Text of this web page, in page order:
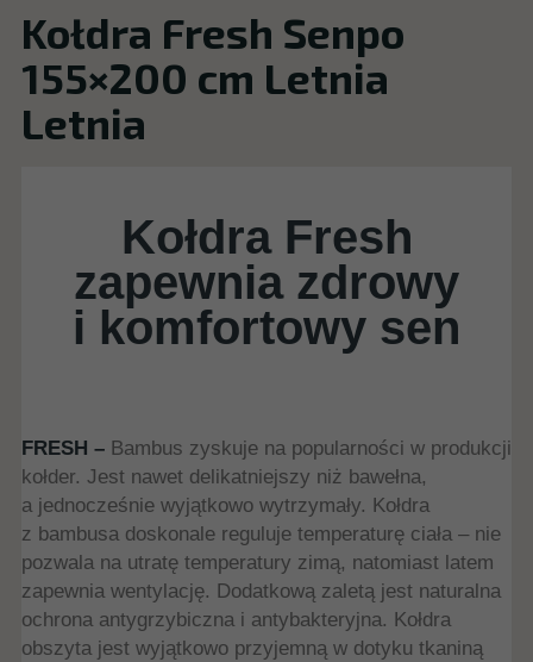
Kołdra Fresh Senpo
155×200 cm Letnia
Letnia
Kołdra Fresh
zapewnia zdrowy
i komfortowy sen
FRESH – Bambus zyskuje na popularności w produkcji
kołder. Jest nawet delikatniejszy niż bawełna,
a jednocześnie wyjątkowo wytrzymały. Kołdra
z bambusa doskonale reguluje temperaturę ciała – nie
pozwala na utratę temperatury zimą, natomiast latem
zapewnia wentylację. Dodatkową zaletą jest naturalna
ochrona antygrzybiczna i antybakteryjna. Kołdra
obszyta jest wyjątkowo przyjemną w dotyku tkaniną